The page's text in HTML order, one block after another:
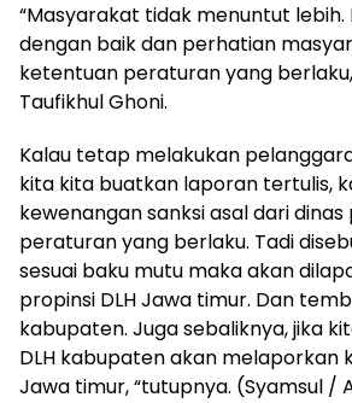
“Masyarakat tidak menuntut lebih.
dengan baik dan perhatian
ketentuan peraturan yang
Taufikhul Ghoni.
Kalau tetap melakukan
kita kita buatkan laporan tertulis,
kewenangan sanksi asal dari dinas
peraturan yang berlaku. Tadi
sesuai baku mutu maka akan
propinsi DLH Jawa timur. Dan
kabupaten. Juga sebaliknya, jika
DLH kabupaten akan melaporkan
Jawa timur, “tutupnya. (Syamsul /